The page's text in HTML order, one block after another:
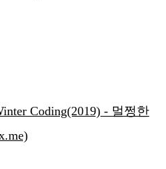
Coding(2019) - 멀쩡한